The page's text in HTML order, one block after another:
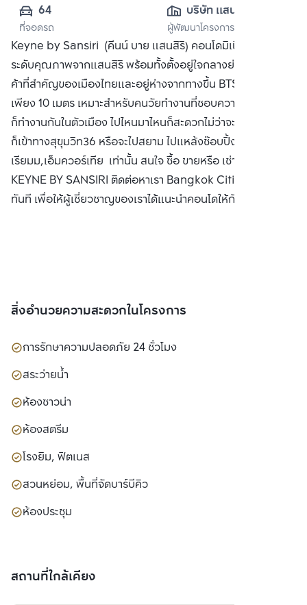
64
ที่จอดรถ
บริษัท แสนสิริ
จำกัด (มหาชน)
ผู้พัฒนาโครงการ
Keyne by Sansiri (คีนน์ บาย แสนสิริ) คอนโดมิเนียมพร้อมอยู่
ระดับคุณภาพจากแสนสิริ พร้อมทั้งตั้งอยู่ใจกลางย่านธุรกิจการ
ค้าที่สำคัญของเมืองไทยและอยู่ห่างจากทางขึ้น BTS ทองหล่อ
เพียง 10 เมตร เหมาะสำหรับคนวัยทำงานที่ชอบความสะดวกแล้ว
ก็ทำงานกันในตัวเมือง ไปไหนมาไหนก็สะดวกไม่ว่าจะเป็นพระราม4
ก็เข้าทางสุขุมวิท36 หรือจะไปสยาม ไปแหล้งช๊อบปิ้งอย่าง เอ็มโพ
เรียมม,เอ็มควอร์เทีย เท่านั้น สนใจ ซื้อ ขายหรือ เช่า คอนโด
KEYNE BY SANSIRI ติดต่อหาเรา Bangkok CitiSmart ได้
ทันที เพื่อให้ผู้เชี่ยวชาญของเราได้แนะนำคอนโดให้กับท่าน
สิ่งอำนวยความสะดวกในโครงการ
การรักษาความปลอดภัย 24 ชั่วโมง
สระว่ายน้ำ
ห้องซาวน่า
ห้องสตรีม
โรงยิม, ฟิตเนส
สวนหย่อม, พื้นที่จัดบาร์บีคิว
ห้องประชุม
สถานที่ใกล้เคียง